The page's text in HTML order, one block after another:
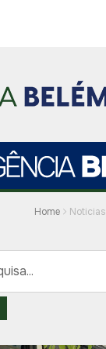
Home Noticias